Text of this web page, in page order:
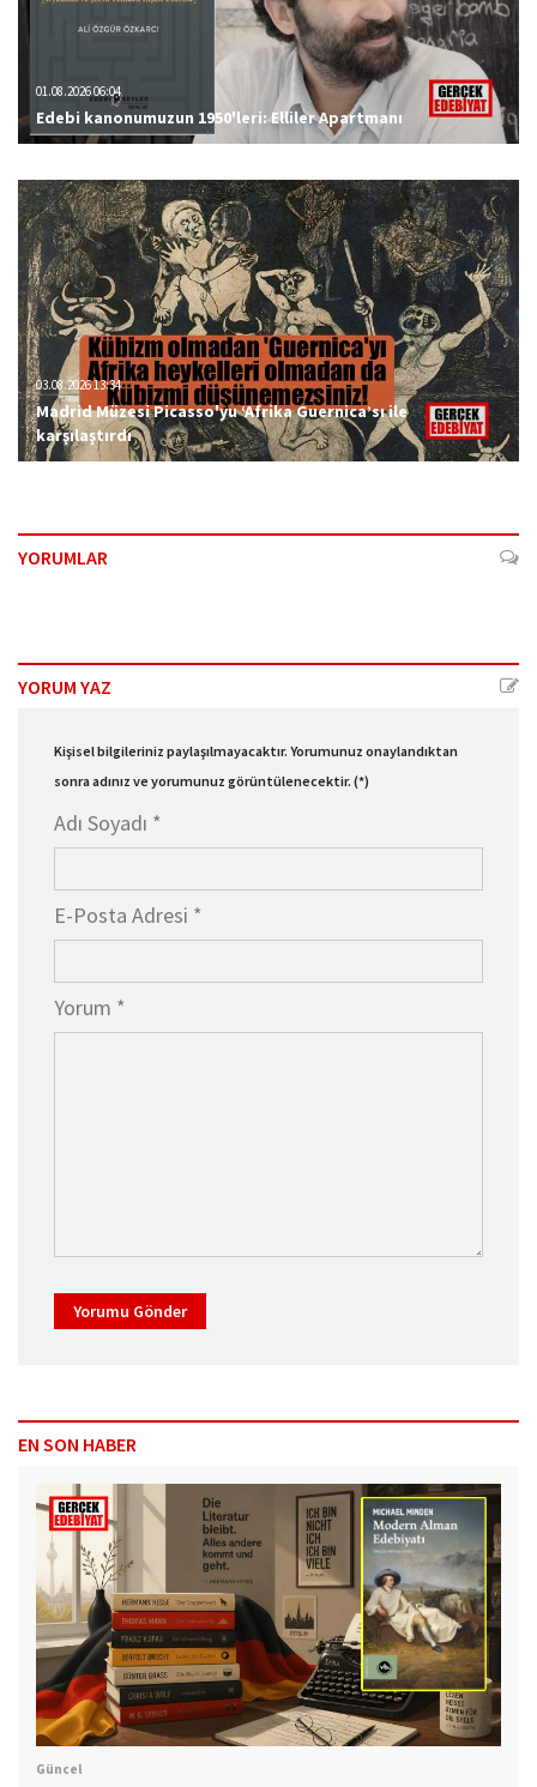
01.08.2026 06:04
Edebi kanonumuzun 1950'leri: Elliler Apartmanı
03.08.2026 13:34
Madrid Müzesi Picasso'yu ‘Afrika Guernica’sı ile
karşılaştırdı
YORUMLAR
YORUM YAZ
Kişisel bilgileriniz paylaşılmayacaktır. Yorumunuz onaylandıktan
sonra adınız ve yorumunuz görüntülenecektir. (*)
Adı Soyadı *
E-Posta Adresi *
Yorum *
Yorumu Gönder
EN SON HABER
Güncel